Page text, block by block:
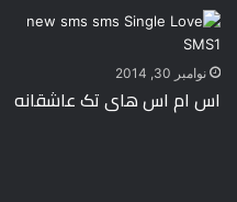
نوامبر 30, 2014
اس ام اس های تک عاشقانه